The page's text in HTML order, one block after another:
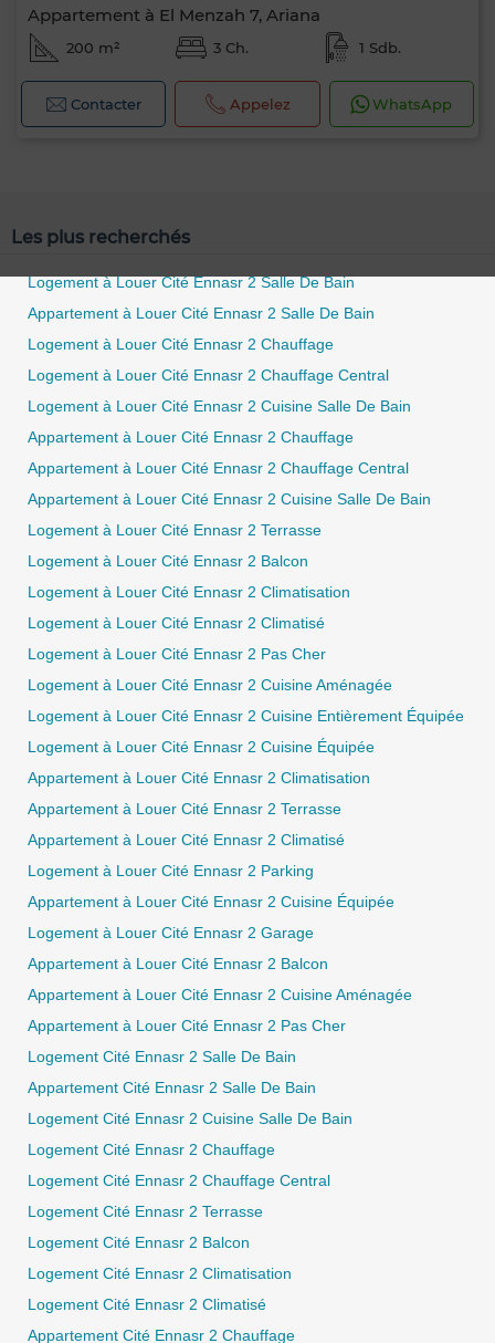
Appartement à El Menzah 7, Ariana
200 m² 3 Ch. 1 Sdb.
Contacter Appelez WhatsApp
Les plus recherchés
Logement à Louer Cité Ennasr 2 Salle De Bain
Appartement à Louer Cité Ennasr 2 Salle De Bain
Logement à Louer Cité Ennasr 2 Chauffage
Logement à Louer Cité Ennasr 2 Chauffage Central
Logement à Louer Cité Ennasr 2 Cuisine Salle De Bain
Appartement à Louer Cité Ennasr 2 Chauffage
Appartement à Louer Cité Ennasr 2 Chauffage Central
Appartement à Louer Cité Ennasr 2 Cuisine Salle De Bain
Logement à Louer Cité Ennasr 2 Terrasse
Logement à Louer Cité Ennasr 2 Balcon
Logement à Louer Cité Ennasr 2 Climatisation
Logement à Louer Cité Ennasr 2 Climatisé
Logement à Louer Cité Ennasr 2 Pas Cher
Logement à Louer Cité Ennasr 2 Cuisine Aménagée
Logement à Louer Cité Ennasr 2 Cuisine Entièrement Équipée
Logement à Louer Cité Ennasr 2 Cuisine Équipée
Appartement à Louer Cité Ennasr 2 Climatisation
Appartement à Louer Cité Ennasr 2 Terrasse
Appartement à Louer Cité Ennasr 2 Climatisé
Logement à Louer Cité Ennasr 2 Parking
Appartement à Louer Cité Ennasr 2 Cuisine Équipée
Logement à Louer Cité Ennasr 2 Garage
Appartement à Louer Cité Ennasr 2 Balcon
Appartement à Louer Cité Ennasr 2 Cuisine Aménagée
Appartement à Louer Cité Ennasr 2 Pas Cher
Logement Cité Ennasr 2 Salle De Bain
Appartement Cité Ennasr 2 Salle De Bain
Logement Cité Ennasr 2 Cuisine Salle De Bain
Logement Cité Ennasr 2 Chauffage
Logement Cité Ennasr 2 Chauffage Central
Logement Cité Ennasr 2 Terrasse
Logement Cité Ennasr 2 Balcon
Logement Cité Ennasr 2 Climatisation
Logement Cité Ennasr 2 Climatisé
Appartement Cité Ennasr 2 Chauffage